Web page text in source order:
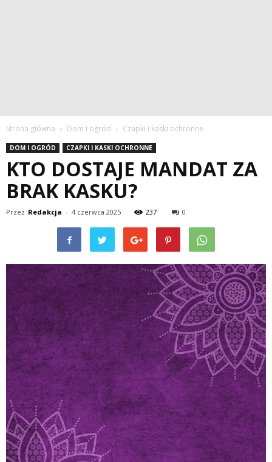
Strona główna Dom i ogród Czapki i kaski ochronne
DOM I OGRÓD CZAPKI I KASKI OCHRONNE
KTO DOSTAJE MANDAT ZA
BRAK KASKU?
Przez Redakcja - 4 czerwca 2025 237 0